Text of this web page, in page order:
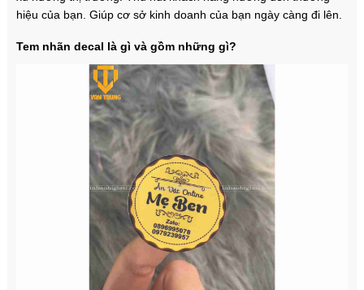
hiệu của bạn. Giúp cơ sở kinh doanh của bạn ngày càng đi lên.
Tem nhãn decal là gì và gồm những gì?